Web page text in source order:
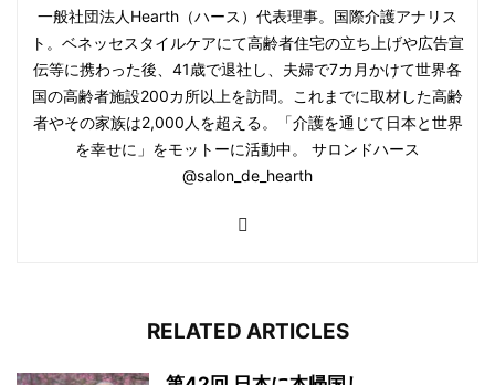
一般社団法人Hearth（ハース）代表理事。国際介護アナリス
ト。ベネッセスタイルケアにて高齢者住宅の立ち上げや広告宣
伝等に携わった後、41歳で退社し、夫婦で7カ月かけて世界各
国の高齢者施設200カ所以上を訪問。これまでに取材した高齢
者やその家族は2,000人を超える。「介護を通じて日本と世界
を幸せに」をモットーに活動中。 サロンドハース
@salon_de_hearth
RELATED ARTICLES